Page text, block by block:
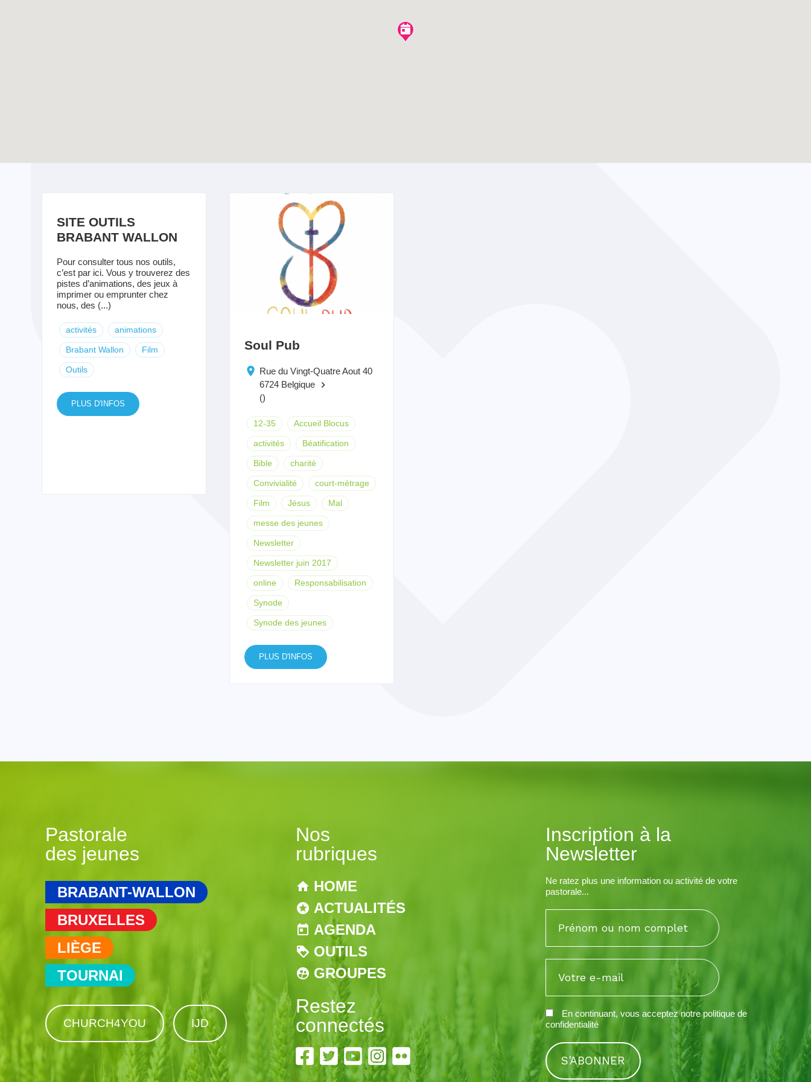
SITE OUTILS
BRABANT WALLON
Pour consulter tous nos outils,
c’est par ici. Vous y trouverez des
pistes d’animations, des jeux à
imprimer ou emprunter chez
nous, des (...)
activités animations
Brabant Wallon Film
Outils
PLUS D'INFOS
Soul Pub
Rue du Vingt-Quatre Aout 40
6724 Belgique
keyboard_arrow_right
()
12-35 Accueil Blocus
activités Béatification
Bible charité
Convivialité court-métrage
Film Jésus Mal
messe des jeunes
Newsletter
Newsletter juin 2017
online Responsabilisation
Synode
Synode des jeunes
PLUS D'INFOS
Pastorale
des jeunes
BRABANT-WALLON
BRUXELLES
LIÈGE
TOURNAI
CHURCH4YOU IJD
Nos
rubriques
HOME
ACTUALITÉS
AGENDA
OUTILS
GROUPES
Restez
connectés
Inscription à la
Newsletter
Ne ratez plus une information ou activité de votre
pastorale...
En continuant, vous acceptez notrepolitique de
confidentialité